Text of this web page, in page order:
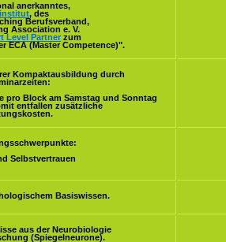
anerkanntes,
, des
Berufsverband,
Association e. V.
Level Partner zum
ECA (Master Competence)".
Kompaktausbildung durch
pro Block am Samstag und Sonntag
entfallen zusätzliche
Selbstvertrauen
Basiswissen.
aus der Neurobiologie
(Spiegelneurone).